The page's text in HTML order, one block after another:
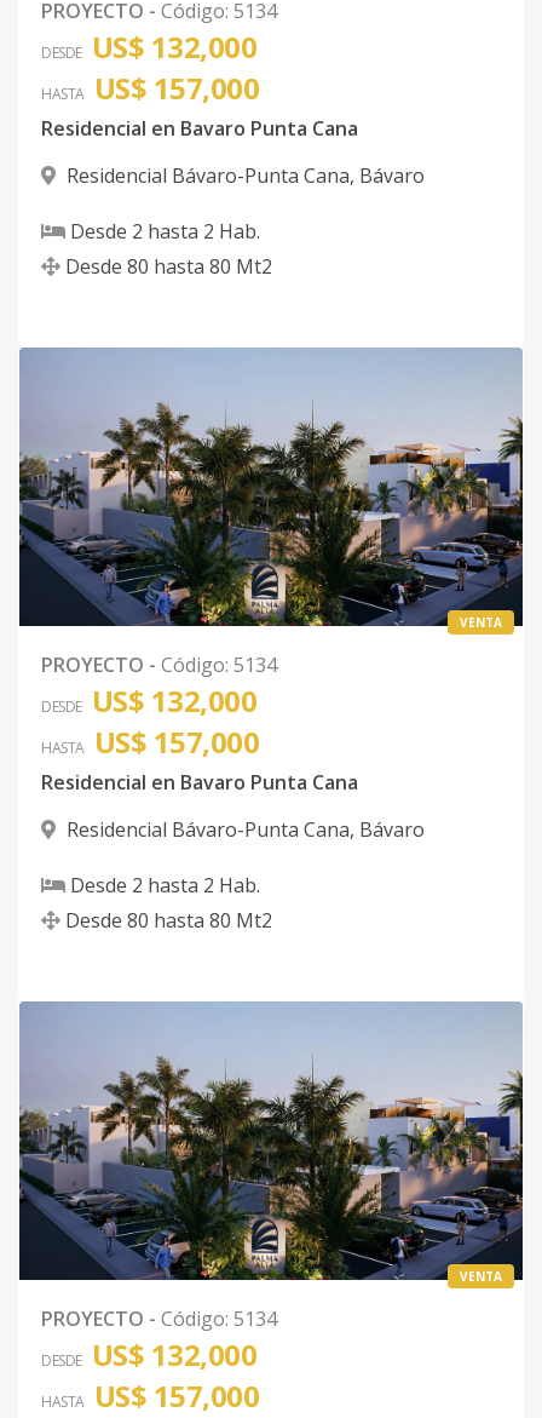
PROYECTO - Código: 5134
DESDE US$ 132,000
HASTA US$ 157,000
Residencial en Bavaro Punta Cana
Residencial Bávaro-Punta Cana, Bávaro
Desde 2 hasta 2 Hab.
Desde 80 hasta 80 Mt2
VENTA
PROYECTO - Código: 5134
DESDE US$ 132,000
HASTA US$ 157,000
Residencial en Bavaro Punta Cana
Residencial Bávaro-Punta Cana, Bávaro
Desde 2 hasta 2 Hab.
Desde 80 hasta 80 Mt2
VENTA
PROYECTO - Código: 5134
DESDE US$ 132,000
HASTA US$ 157,000